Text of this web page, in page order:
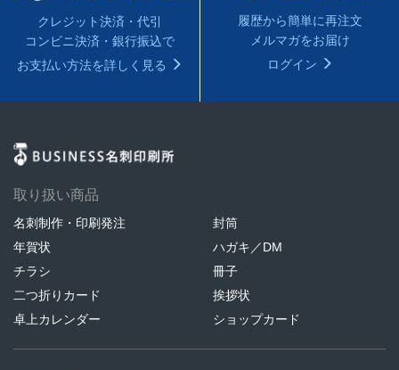
クレジット決済・代引
コンビニ決済・銀行振込で
お支払い方法を詳しく見る
履歴から簡単に再注文
メルマガをお届け
ログイン
取り扱い商品
名刺制作・印刷発注
封筒
年賀状
ハガキ／DM
チラシ
冊子
二つ折りカード
挨拶状
卓上カレンダー
ショップカード